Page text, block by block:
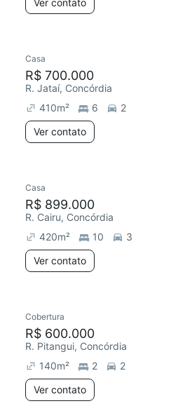
Ver contato
Casa
R$ 700.000
R. Jataí, Concórdia
410m² 6
2
Ver contato
Casa
R$ 899.000
R. Cairu, Concórdia
420m² 10
3
Ver contato
Cobertura
R$ 600.000
R. Pitangui, Concórdia
140m² 2
2
Ver contato